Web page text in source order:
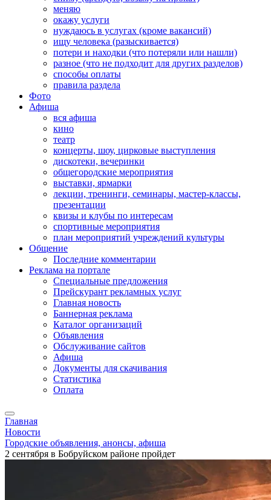
меняю
окажу услуги
нуждаюсь в услугах (кроме вакансий)
ищу человека (разыскивается)
потери и находки (что потеряли или нашли)
разное (что не подходит для других разделов)
способы оплаты
правила раздела
Фото
Афиша
вся афиша
кино
театр
концерты, шоу, цирковые выступления
дискотеки, вечеринки
общегородские мероприятия
выставки, ярмарки
лекции, тренинги, семинары, мастер-классы,
презентации
квизы и клубы по интересам
спортивные мероприятия
план мероприятий учреждений культуры
Общение
Последние комментарии
Реклама на портале
Специальные предложения
Прейскурант рекламных услуг
Главная новость
Баннерная реклама
Каталог организаций
Объявления
Обслуживание сайтов
Афиша
Документы для скачивания
Статистика
Оплата
Главная
Новости
Городские объявления, анонсы, афиша
2 сентября в Бобруйском районе пройдет